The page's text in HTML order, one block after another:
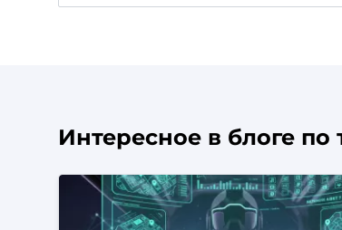
Интересное в блоге по